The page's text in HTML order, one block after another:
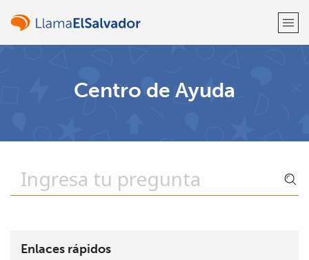
Centro de Ayuda
Enlaces rápidos